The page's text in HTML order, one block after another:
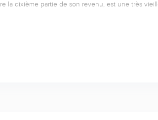
la dixième partie de son revenu, est une très